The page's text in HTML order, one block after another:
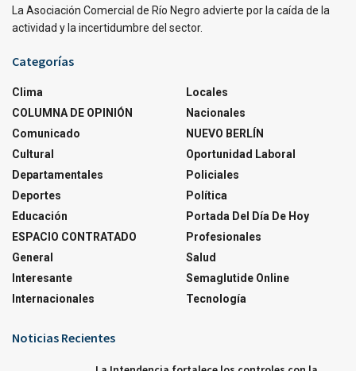
La Asociación Comercial de Río Negro advierte por la caída de la
actividad y la incertidumbre del sector.
Categorías
Clima
COLUMNA DE OPINIÓN
Comunicado
Cultural
Departamentales
Deportes
Educación
ESPACIO CONTRATADO
General
Interesante
Internacionales
Locales
Nacionales
NUEVO BERLÍN
Oportunidad Laboral
Policiales
Política
Portada Del Día De Hoy
Profesionales
Salud
Semaglutide Online
Tecnología
Noticias Recientes